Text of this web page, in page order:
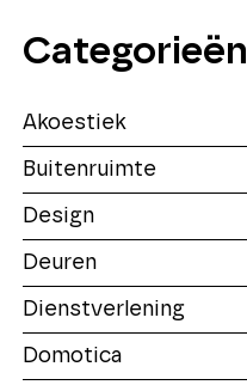
Categorieën
Akoestiek
Buitenruimte
Design
Deuren
Dienstverlening
Domotica